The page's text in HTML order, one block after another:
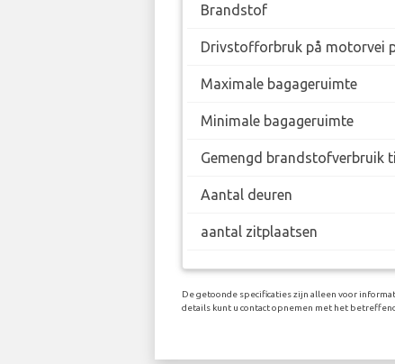
Brandstof
Drivstofforbruk på motorvei
Maximale bagageruimte
Minimale bagageruimte
Gemengd brandstofverbruik
Aantal deuren
aantal zitplaatsen
De getoonde specificaties zijn alleen voor
details kunt u contact opnemen met het